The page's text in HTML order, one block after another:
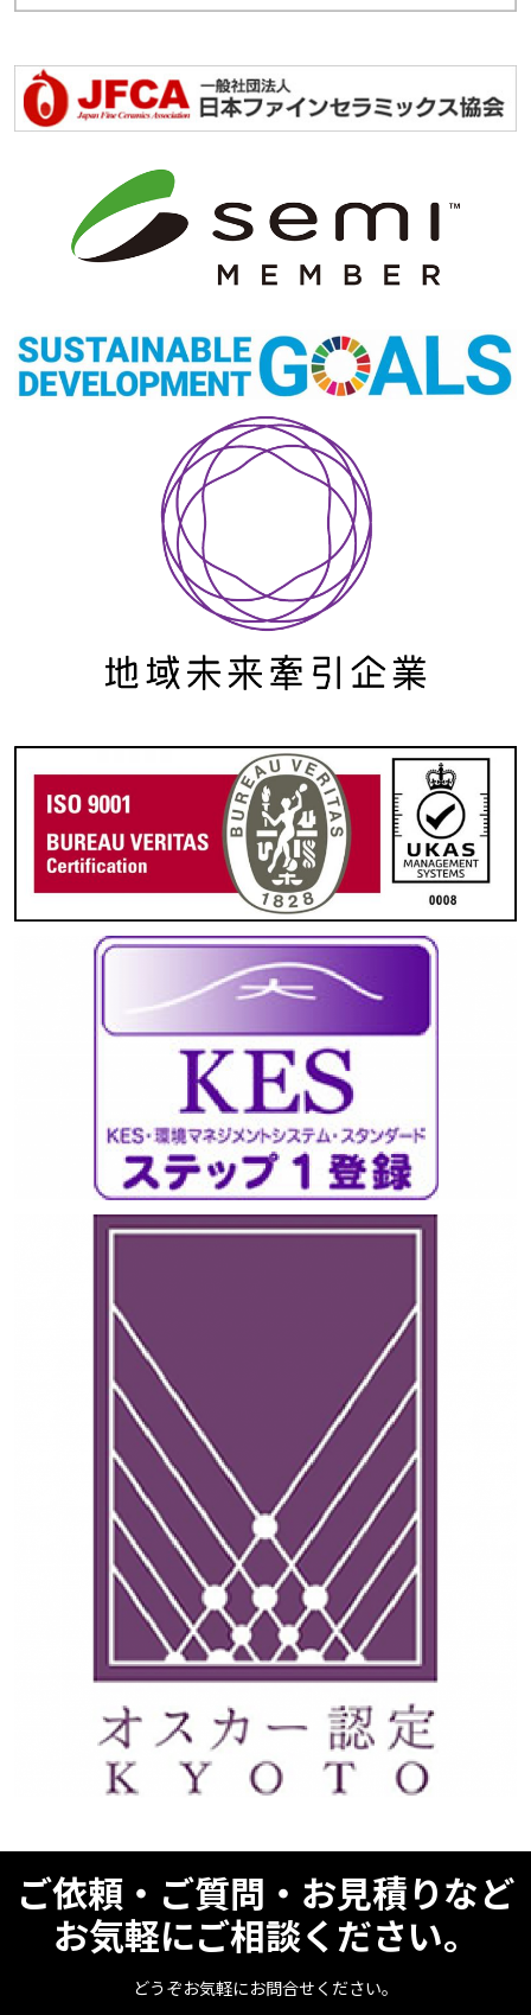
ご依頼・ご質問・お見積りなど
お気軽にご相談ください。
どうぞお気軽にお問合せください。